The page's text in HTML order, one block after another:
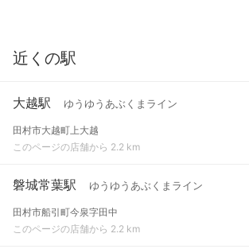
近くの駅
大越駅 ゆうゆうあぶくまライン
田村市大越町上大越
このページの店舗から 2.2 km
磐城常葉駅 ゆうゆうあぶくまライン
田村市船引町今泉字田中
このページの店舗から 2.2 km